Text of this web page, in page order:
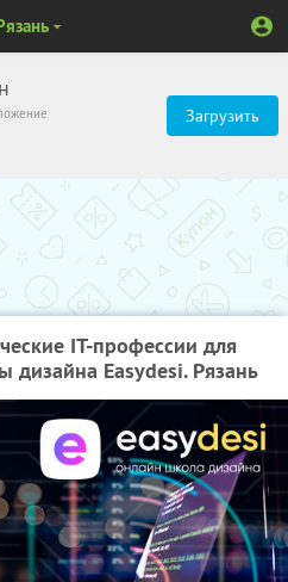
Загрузить
IT-профессии для
дизайна Easydesi. Рязань